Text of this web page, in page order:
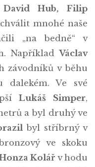
David Hub, Filip
mnohé naše
„na bedně“ v
NapříkladVáclav
závodníků v běhu
Ve své
Lukáš Simper,
a byl druhý ve
byl stříbrný v
ve skoku
Kolářv hodu